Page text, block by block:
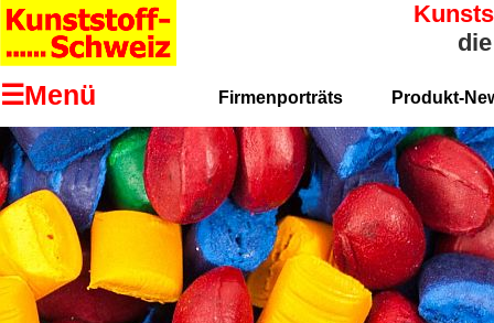
☰Menü Firmenporträts Produkt-